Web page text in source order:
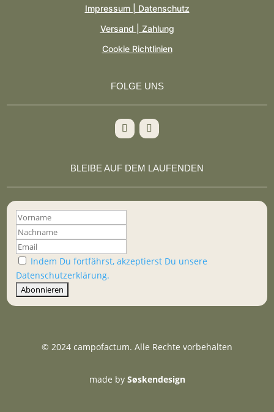
Impressum | Datenschutz
Versand | Zahlung
Cookie Richtlinien
FOLGE UNS
BLEIBE AUF DEM LAUFENDEN
Indem Du fortfährst, akzeptierst Du unsere
Datenschutzerklärung.
© 2024 campofactum. Alle Rechte vorbehalten
made by Søskendesign